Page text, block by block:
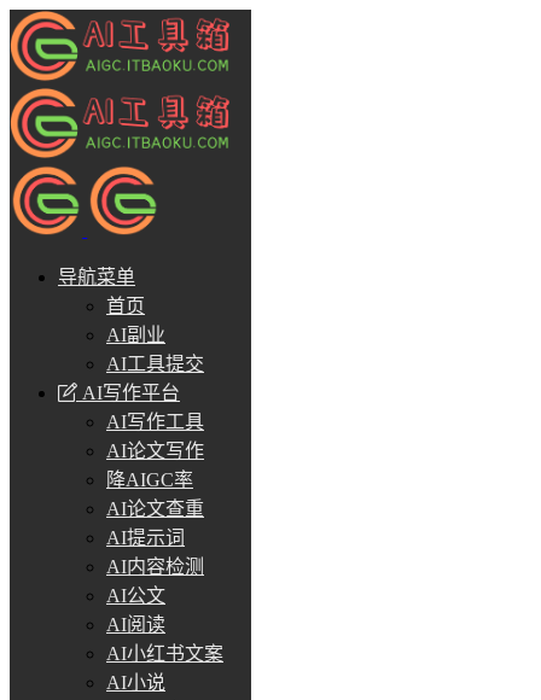
导航菜单
首页
AI副业
AI工具提交
AI写作平台
AI写作工具
AI论文写作
降AIGC率
AI论文查重
AI提示词
AI内容检测
AI公文
AI阅读
AI小红书文案
AI小说